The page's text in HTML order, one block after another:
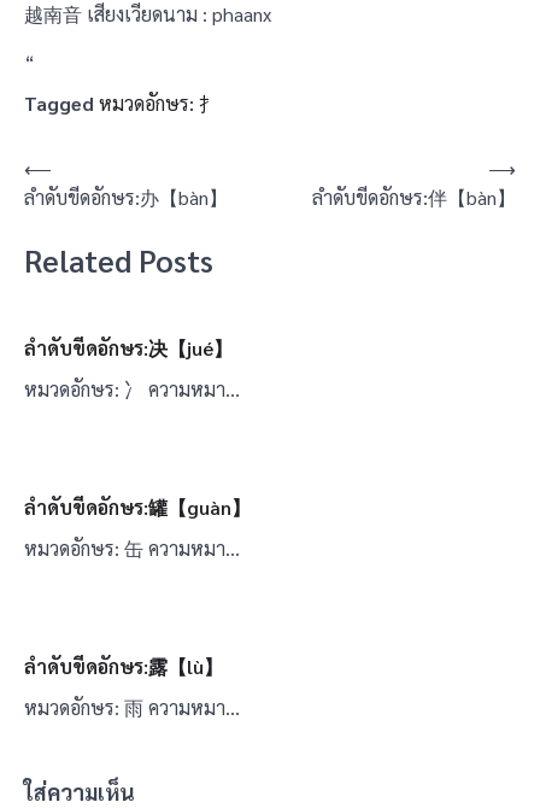
越南音 เสียงเวียดนาม : phaanx
“
Tagged หมวดอักษร: 扌
แนะแนว
เรื่อง
⟵
ลำดับขีดอักษร:办【bàn】
ลำดับขีดอักษร:伴【bàn】
⟶
Related Posts
ลำดับขีดอักษร:决【jué】
หมวดอักษร: 冫 ความหมา…
ลำดับขีดอักษร:罐【guàn】
หมวดอักษร: 缶 ความหมา…
ลำดับขีดอักษร:露【lù】
หมวดอักษร: 雨 ความหมา…
ใส่ความเห็น